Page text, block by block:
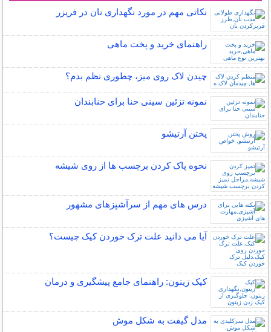
نکاتی مهم در مورد نگهداری نان در فریزر
راهنمای خرید و پخت ماهی
چیدن لاک روی میز، چطوری نظم بدم؟
نمونه تزئین سینی حنا برای حنابندان
پختن آرتیشو
نحوه پاک کردن برچسب ها از روی شیشه
درس های مهم از سرآشپزهای مشهور
آیا می دانید علت ترک خوردن کیک چیست؟
کپک زیتون: راهنمای جامع پیشگیری و درمان
مدل گیفت به شکل موش